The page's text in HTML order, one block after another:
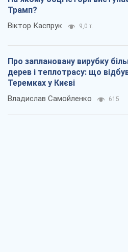
Трамп?
Віктор Каспрук 9,0 т.
Про заплановану вирубку
дерев і теплотрасу: що
Теремках у Києві
Владислав Самойленко 615